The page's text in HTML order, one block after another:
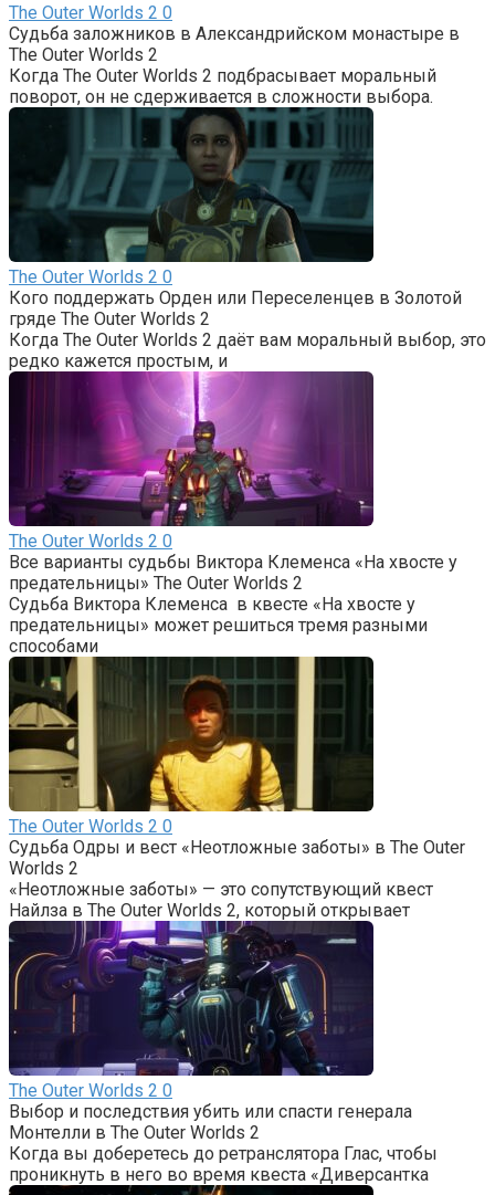
The Outer Worlds 2 0
Судьба заложников в Александрийском монастыре в
The Outer Worlds 2
Когда The Outer Worlds 2 подбрасывает моральный
поворот, он не сдерживается в сложности выбора.
The Outer Worlds 2 0
Кого поддержать Орден или Переселенцев в Золотой
гряде The Outer Worlds 2
Когда The Outer Worlds 2 даёт вам моральный выбор, это
редко кажется простым, и
The Outer Worlds 2 0
Все варианты судьбы Виктора Клеменса «На хвосте у
предательницы» The Outer Worlds 2
Судьба Виктора Клеменса в квесте «На хвосте у
предательницы» может решиться тремя разными
способами
The Outer Worlds 2 0
Судьба Одры и вест «Неотложные заботы» в The Outer
Worlds 2
«Неотложные заботы» — это сопутствующий квест
Найлза в The Outer Worlds 2, который открывает
The Outer Worlds 2 0
Выбор и последствия убить или спасти генерала
Монтелли в The Outer Worlds 2
Когда вы доберетесь до ретранслятора Глас, чтобы
проникнуть в него во время квеста «Диверсантка